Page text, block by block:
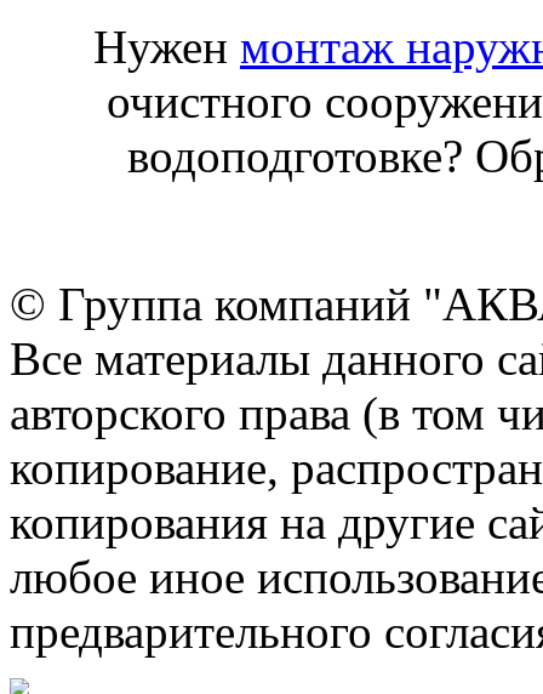
Нужен монтаж
очистного
водоподготовке?
© Группа компаний
Все материалы данного
авторского права (в том
копирование,
копирования на другие
любое иное
предварительного